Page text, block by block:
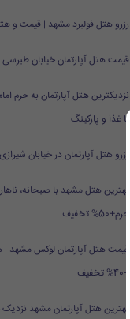
رزرو هتل فولبرد مشهد | قیمت و هتل
قیمت هتل آپارتمان خیابان طبرسی
نزدیکترین هتل آپارتمان به حرم
با غذا و پارکینگ
رزرو هتل آپارتمان در خیابان شیرازی
بهترین هتل مشهد با صبحانه،
حرم+50% تخفیف
قیمت هتل آپارتمان لوکس مشهد |
+40% تخفیف